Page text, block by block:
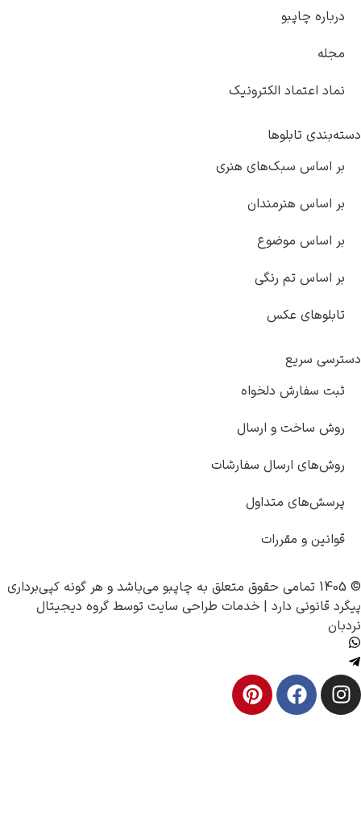
چاپبو
اعتماد الکترونیک
تابلوها
اساس سبک‌های هنری
اساس هنرمندان
اساس موضوع
اساس تم رنگی
عکس
سریع
سفارش دلخواه
ساخت و ارسال
ارسال سفارشات
متداول
و مقررات
چاپبومی‌باشد و هر گونه کپی‌برداری
قانونی دارد |خدمات طراحی سایتتوسطگروه دیجیتال